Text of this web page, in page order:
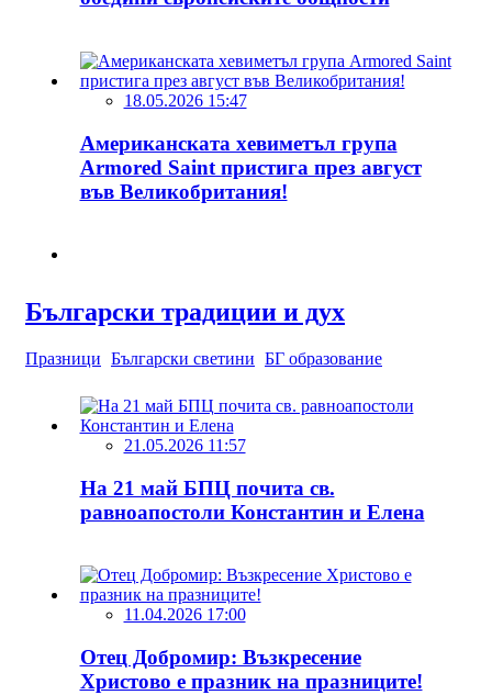
18.05.2026 15:47
Американската хевиметъл група
Armored Saint пристига през август
във Великобритания!
Български традиции и дух
Празници Български светини БГ образование
21.05.2026 11:57
На 21 май БПЦ почита св.
равноапостоли Константин и Елена
11.04.2026 17:00
Отец Добромир: Възкресение
Христово е празник на празниците!